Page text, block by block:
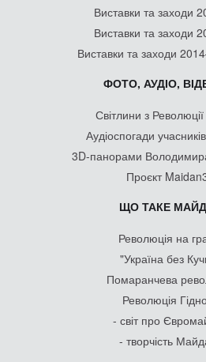
Виставки та заходи
Виставки та заходи
Виставки та заходи
ФОТО, АУДІО,
Світлини з Революції
Аудіоспогади
3D-панорами
Проєкт
ЩО ТАКЕ
Революція на
"Україна без
Помаранчева
Революція
- світ про
- творчість